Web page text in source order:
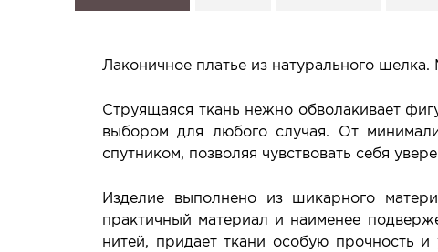
Лаконичное платье из натурального
Струящаяся ткань нежно обволакивает
выбором для любого случая. От
спутником, позволяя чувствовать себя
Изделие выполнено из шикарного
практичный материал и наименее
нитей, придает ткани особую прочность